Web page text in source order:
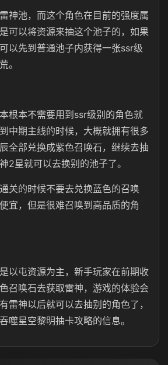
神池，而这个角色在目前的强度属
可以将资源来抽这个池子的，如果
以先到普通池子内获得一张ssr级
。
根本不需要用到ssr级别的角色就
中期主线的时候，大概就拥有很多
全部兑换成紫色召唤石，继续去抽
2星就可以去换别的池子了。
关的时候不要去兑换蓝色的召唤
宜，但是很难召唤到高品质的角
以屯资源为主，新手玩家在前期收
召唤石去获取雷神，游戏的体验会
雷神以后就可以去抽别的角色了，
噬星空黎明抽卡攻略的信息。